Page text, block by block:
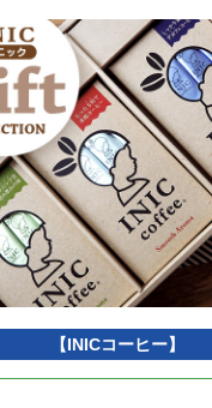
会計・財務 2 法務 2
計算量 2 情報理論
2 ビジネスインダストリ
ソフトウェアテスト 2
ログラミング 2
1 Python 1 DBMS
【INICコーヒー】